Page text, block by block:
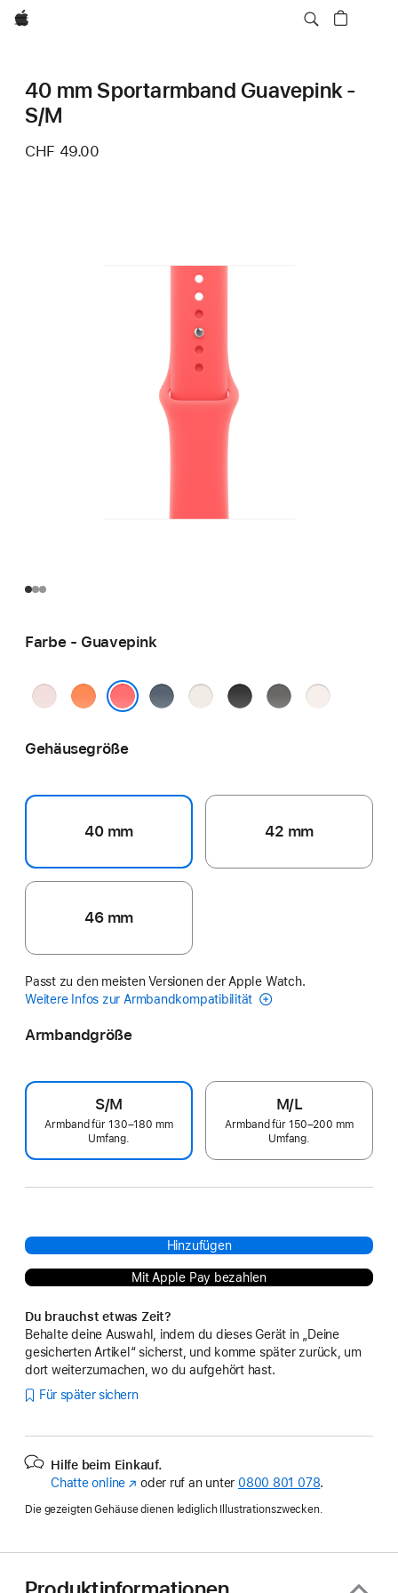
Apple
40 mm Sportarmband Guavepink -
S/M
CHF 49.00
Farbe - Guavepink
HellrosaClementine MaritimblauPolarsternSchwarzSteingrauBlassrosa
Gehäusegröße
40 mm 42 mm
46 mm
Passt zu den meisten Versionen der Apple Watch.
Weitere Infos zur Armbandkompatibilität
Armbandgröße
S/M
Armband für 130–180 mm
Umfang.
M/L
Armband für 150–200 mm
Umfang.
Hinzufügen
Mit Apple Pay bezahlen
Du brauchst etwas Zeit?
Behalte deine Auswahl, indem du dieses Gerät in „Deine
gesicherten Artikel“ sicherst, und komme später zurück, um
dort weiterzumachen, wo du aufgehört hast.
Für später sichern
Hilfe beim Einkauf.
Chatte online (Öffnet
neues
oder ruf an unter 0800 801 078.
Die gezeigten Gehäuse dienen lediglich Illustrationszwecken.